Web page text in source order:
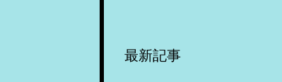
最新記事